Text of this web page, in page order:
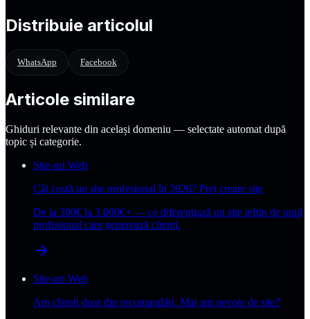
Distribuie articolul
WhatsApp Facebook
Articole similare
Ghiduri relevante din același domeniu — selectate automat după
topic și categorie.
Site-uri Web
Cât costă un site profesional în 2026? Preț creare site
De la 300€ la 3.000€+ — ce diferențiază un site ieftin de unul
profesional care generează clienți.
Site-uri Web
Am clienți doar din recomandări. Mai am nevoie de site?